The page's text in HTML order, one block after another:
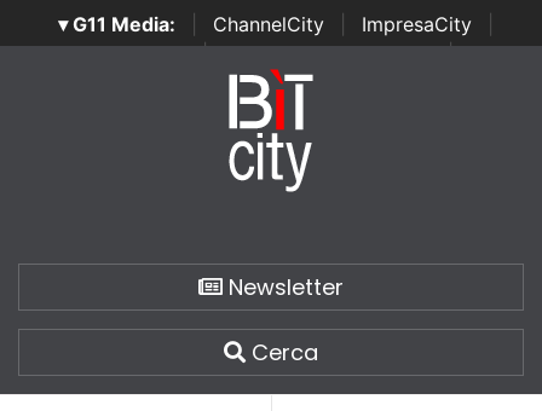
▾ G11 Media: ChannelCity ImpresaCity
SecurityOpenLab | Italian Channel Awards | Italian
Italian Security Awards
Newsletter
Cerca